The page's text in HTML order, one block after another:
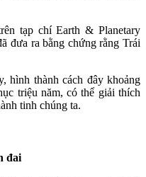
tạp chí Earth & Planetary
đưa ra bằng chứng rằng Trái
hình thành cách đây khoảng
triệu năm, có thể giải thích
tinh chúng ta.
đai